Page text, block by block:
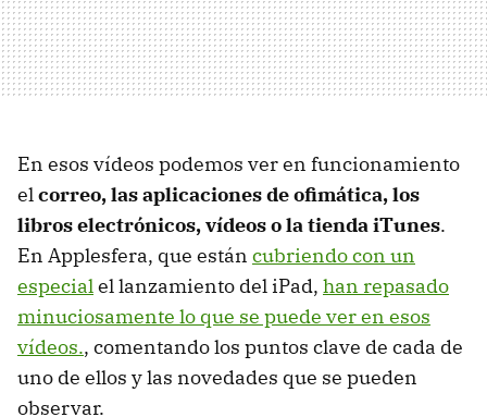
En esos vídeos podemos ver en funcionamiento
elcorreo, las aplicaciones de ofimática, los
libros electrónicos, vídeos o la tienda iTunes.
En Applesfera, que están cubriendo con un
especialel lanzamiento del iPad, han repasado
minuciosamente lo que se puede ver en esos
vídeos., comentando los puntos clave de cada de
uno de ellos y las novedades que se pueden
observar.